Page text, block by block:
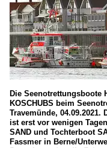
Die Seenotrettungsboote
KOSCHUBS beim
Travemünde, 04.09.2021.
ist erst vor wenigen
SAND und Tochterboot
Fassmer in Berne/